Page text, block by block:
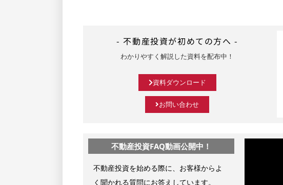
- 不動産投資が初めての方へ -
わかりやすく解説した資料を配布中！
資料ダウンロード
お問い合わせ
不動産投資FAQ動画公開中！
不動産投資を始める際に、お客様からよ
く聞かれる質問にお答えしています。